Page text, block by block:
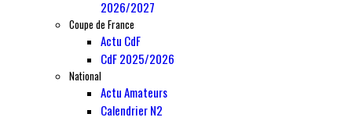
2026/2027
Coupe de France
Actu CdF
CdF 2025/2026
National
Actu Amateurs
Calendrier N2